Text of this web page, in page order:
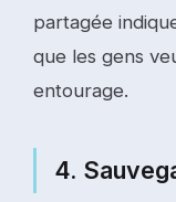
partagée
que les gens
entourage.
4.